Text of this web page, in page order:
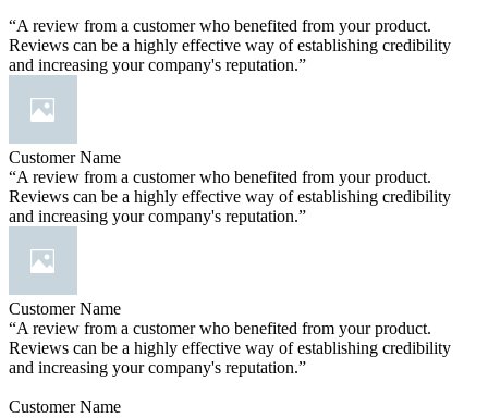
“A review from a customer who benefited from your product.
Reviews can be a highly effective way of establishing credibility
and increasing your company's reputation.”
Customer Name
“A review from a customer who benefited from your product.
Reviews can be a highly effective way of establishing credibility
and increasing your company's reputation.”
Customer Name
“A review from a customer who benefited from your product.
Reviews can be a highly effective way of establishing credibility
and increasing your company's reputation.”
Customer Name